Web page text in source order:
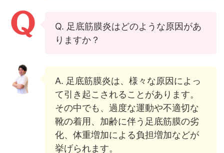
Q. 足底筋膜炎はどのような原因があ
りますか？
A. 足底筋膜炎は、様々な原因によっ
て引き起こされることがあります。
その中でも、過度な運動や不適切な
靴の着用、加齢に伴う足底筋膜の劣
化、体重増加による負担増加などが
挙げられます。